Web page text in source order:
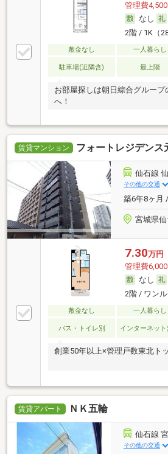
管理費4,500
なし
2階 / 1K（
敷金なし 一人暮らし
駐車場(近隣含) 最上階
お部屋探しは朝日綜合グルー
へ！
賃貸マンション フォートレジデンス
仙石線
その他の交通
築6年8ヶ月
宮城県
7.30万円
管理費6,000
なし
2階 / ワン
敷金なし 一人暮らし
バス・トイレ別 インターネッ
創業50年以上×管理戸数東北ト
賃貸アパート ＮＫ五輪
仙石線
その他の交通